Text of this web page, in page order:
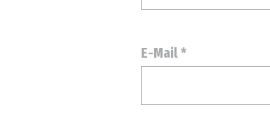
E-Mail*